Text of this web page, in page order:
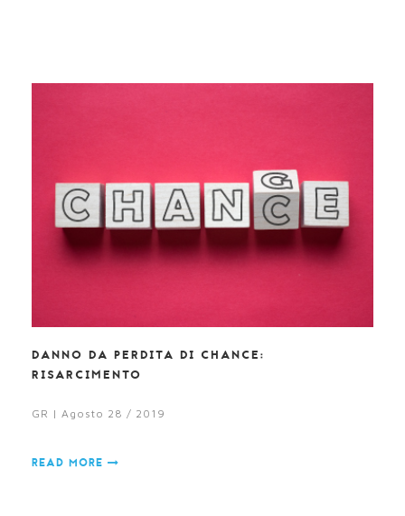
DANNO DA PERDITA DI CHANCE:
RISARCIMENTO
GR | Agosto 28 / 2019
READ MORE